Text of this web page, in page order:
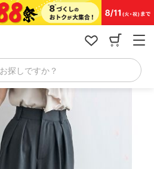
探しですか？